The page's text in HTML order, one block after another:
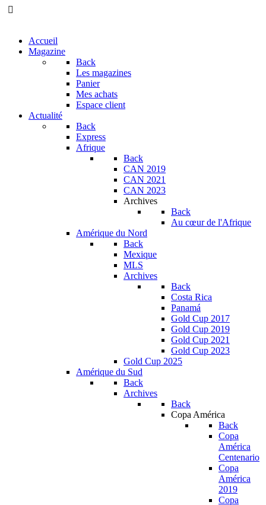
Accueil
Magazine
Back
Les magazines
Panier
Mes achats
Espace client
Actualité
Back
Express
Afrique
Back
CAN 2019
CAN 2021
CAN 2023
Archives
Back
Au cœur de l'Afrique
Amérique du Nord
Back
Mexique
MLS
Archives
Back
Costa Rica
Panamá
Gold Cup 2017
Gold Cup 2019
Gold Cup 2021
Gold Cup 2023
Gold Cup 2025
Amérique du Sud
Back
Archives
Back
Copa América
Back
Copa
América
Centenario
Copa
América
2019
Copa